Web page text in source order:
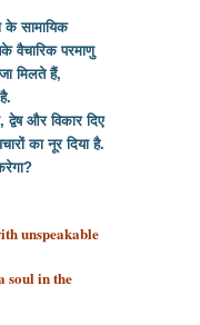
के सामायिक
वैचारिक परमाणु
मिलते हैं,
और विकार दिए
का नूर दिया है.
unspeakable
soulin the